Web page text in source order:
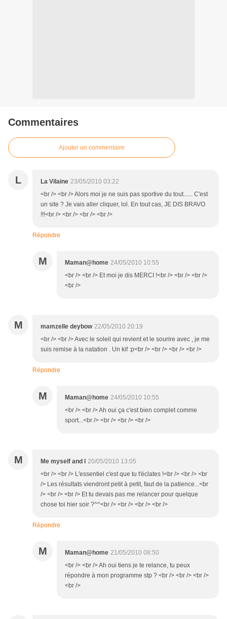
Commentaires
Ajouter un commentaire
L La Vilaine 23/05/2010 03:22
<br /> <br /> Alors moi je ne suis pas sportive du tout...... C'est
un site ? Je vais aller cliquer, lol. En tout cas, JE DIS BRAVO
!!!<br /> <br /> <br /> <br />
Répondre
M Maman@home 24/05/2010 10:55
<br /> <br /> Et moi je dis MERCI !<br /> <br /> <br />
<br />
M mamzelle deybow 22/05/2010 20:19
<br /> <br /> Avec le soleil qui revient et le sourire avec , je me
suis remise à la natation . Un kif :p<br /> <br /> <br /> <br />
Répondre
M Maman@home 24/05/2010 10:55
<br /> <br /> Ah oui ça c'est bien complet comme
sport...<br /> <br /> <br /> <br />
M Me myself and I
20/05/2010 13:05
<br /> <br /> L'essentiel c'est que tu t'éclates !<br /> <br /> <br
/> Les résultats viendront petit à petit, faut de la patience...<br
/> <br /> <br /> Et tu devais pas me relancer pour quelque
chose toi hier soir ?^^<br /> <br /> <br /> <br />
Répondre
M Maman@home 21/05/2010 08:50
<br /> <br /> Ah oui tiens je te relance, tu peux
répondre à mon programme stp ? <br /> <br /> <br />
<br />